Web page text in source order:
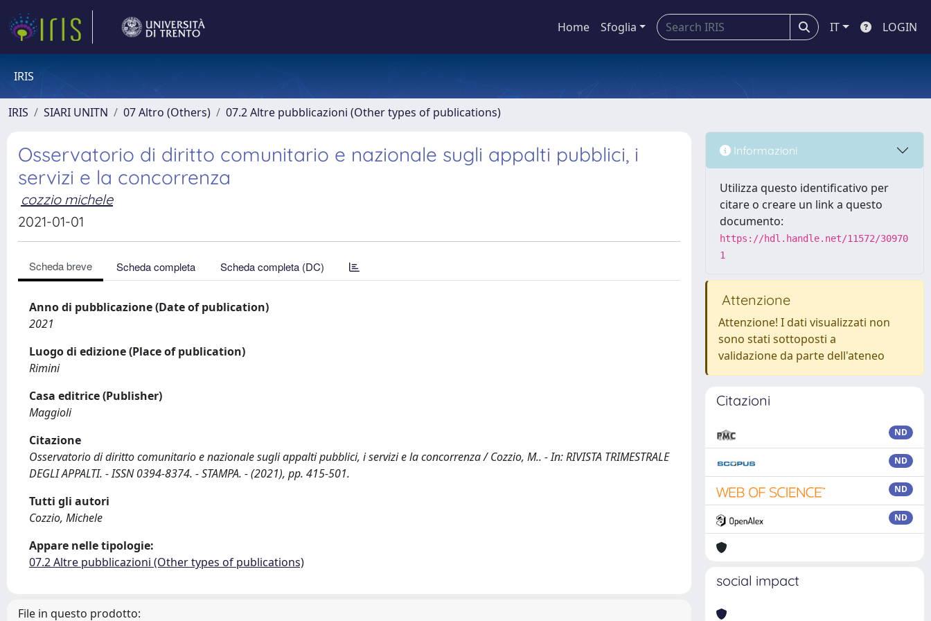
Home Sfoglia IT LOGIN
IRIS
IRIS SIARI UNITN 07 Altro (Others) 07.2 Altre pubblicazioni (Other types of publications)
Osservatorio di diritto comunitario e nazionale sugli appalti pubblici, i
servizi e la concorrenza
cozzio michele
2021-01-01
Scheda breve Scheda completa Scheda completa (DC)
Anno di pubblicazione (Date of publication)
2021
Luogo di edizione (Place of publication)
Rimini
Casa editrice (Publisher)
Maggioli
Citazione
Osservatorio di diritto comunitario e nazionale sugli appalti pubblici, i servizi e la concorrenza / Cozzio, M.. - In: RIVISTA TRIMESTRALE
DEGLI APPALTI. - ISSN 0394-8374. - STAMPA. - (2021), pp. 415-501.
Tutti gli autori
Cozzio, Michele
Appare nelle tipologie:
07.2 Altre pubblicazioni (Other types of publications)
File in questo prodotto:
Informazioni
Utilizza questo identificativo per
citare o creare un link a questo
documento:
https://hdl.handle.net/11572/30970
1
Attenzione
Attenzione! I dati visualizzati non
sono stati sottoposti a
validazione da parte dell'ateneo
Citazioni
ND
ND
ND
ND
social impact